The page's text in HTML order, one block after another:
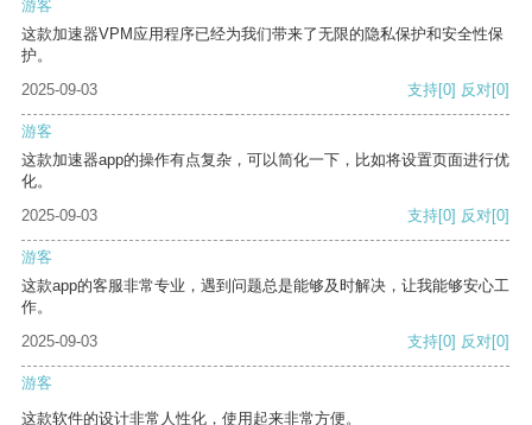
游客
这款加速器VPM应用程序已经为我们带来了无限的隐私保护和安全性保
护。
2025-09-03
支持[0] 反对[0]
游客
这款加速器app的操作有点复杂，可以简化一下，比如将设置页面进行优
化。
2025-09-03
支持[0] 反对[0]
游客
这款app的客服非常专业，遇到问题总是能够及时解决，让我能够安心工
作。
2025-09-03
支持[0] 反对[0]
游客
这款软件的设计非常人性化，使用起来非常方便。